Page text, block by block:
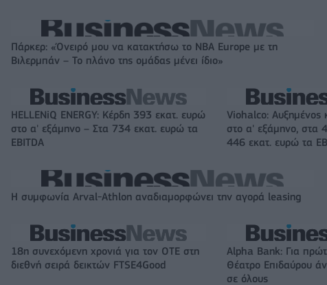
Πάρκερ: «Όνειρό μου να κατακτήσω το ΝΒΑ Europe με τη
Βιλερμπάν – Το πλάνο της ομάδας μένει ίδιο»
HELLENiQ ENERGY: Κέρδη 393 εκατ. ευρώ
στο α' εξάμηνο – Στα 734 εκατ. ευρώ τα
EBITDA
Viohalco: Αυξημένος
στο α' εξάμηνο, στα
446 εκατ. ευρώ τα
Η συμφωνία Arval-Athlon αναδιαμορφώνει την αγορά leasing
18η συνεχόμενη χρονιά για τον ΟΤΕ στη
διεθνή σειρά δεικτών FTSE4Good
Alpha Bank: Για
Θέατρο Επιδαύρου
σε όλους